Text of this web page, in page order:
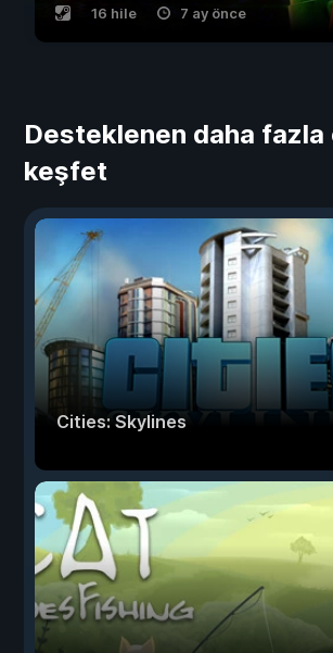
16 hile 7 ay önce
Desteklenen daha fazla
keşfet
Cities: Skylines